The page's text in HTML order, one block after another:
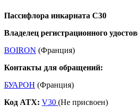
Пассифлора инкарната С30
Владелец регистрационного
BOIRON (Франция)
Контакты для обращений:
БУАРОН (Франция)
Код ATX: V30 (Не присвоен)